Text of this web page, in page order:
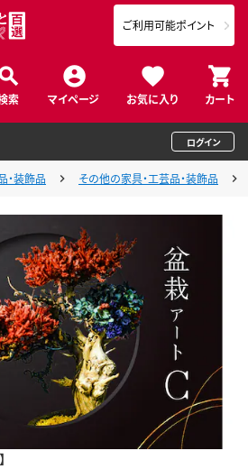
索 マイページ お気に入り カート
ご利用可能ポイント
ログイン
・装飾品 その他の家具・工芸品・装飾品